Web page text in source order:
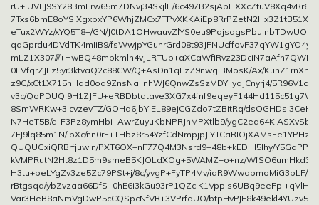
rU+lUVFJ9SY28BmErw65m7DNvj34SkjlL/
eTux2WYz/xYQ5T8+/GN/
qaGprdu4DVdTK4mIiB9/
mLZ1X307///
0EVfqrZJFz5yr3ktvaQ2c88CW/Q+AsDn1qFzZ9nwgIBMosK/Ax/
z9G/xCt1X715hHad0oq9ZnsNallnhWJ6QnwZsSzMDYlIydJCnyrj4/
v3c/
8SmWRKw+3lcvzevTZ/GOHd6jbYiEL89ejCGZdo7tZBitRq/
N7HeT5B/c+F3Pz8ymHbi+AwrZuyuKbNPRJnMPXtlb9/
7FJ9lq85m1N/IpXc/
QUQUGxiQRBrfjuwln/PXT6OX+nF77Q4M3Nsrd9+48b+kEDHl5Ihy/
kVMPRutN2Ht8z1D5m9smeB5KJOLdXOg+5WAMZ+o+nz/
H3tu+beLYgZv3ze5Zc79PSt+j/8c/yvgP+FyTP4Mv/iqR9WwdbmoMiG3bLF/
rBtgsqa/
Var3HeB8aNmVgDwP5cCQSpcNfVR+3VPrfaUO/